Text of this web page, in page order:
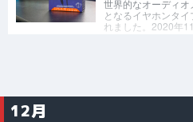
12月